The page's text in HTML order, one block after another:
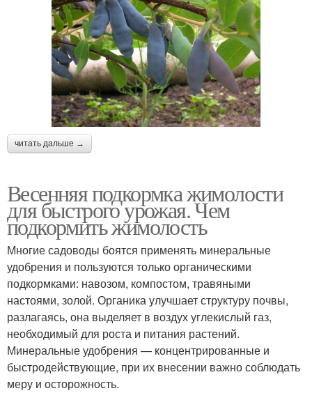
читать дальше →
Весенняя подкормка жимолости
для быстрого урожая. Чем
подкормить жимолость
Многие садоводы боятся применять минеральные
удобрения и пользуются только органическими
подкормками: навозом, компостом, травяными
настоями, золой. Органика улучшает структуру почвы,
разлагаясь, она выделяет в воздух углекислый газ,
необходимый для роста и питания растений.
Минеральные удобрения — концентрированные и
быстродействующие, при их внесении важно соблюдать
меру и осторожность.